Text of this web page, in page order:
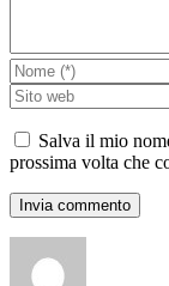
Salva il mio
prossima volta che